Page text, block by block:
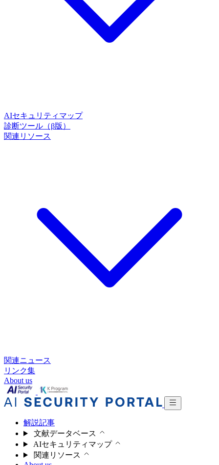
AIセキュリティマップ
診断ツール（β版）
関連リソース
関連ニュース
リンク集
About us
解説記事
文献データベース
AIセキュリティマップ
関連リソース